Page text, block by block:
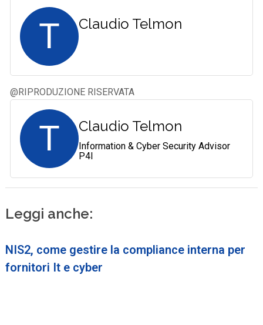
T Claudio Telmon
@RIPRODUZIONE RISERVATA
T Claudio Telmon
Information & Cyber Security Advisor
P4I
Leggi anche:
NIS2, come gestire la compliance interna per
fornitori It e cyber